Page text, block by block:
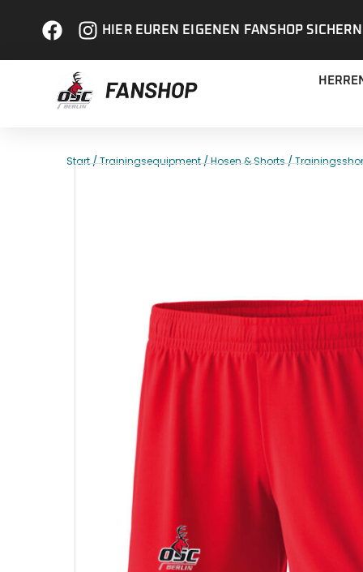
HIER EUREN EIGENEN FANSHOP
Start/Trainingsequipment/Hosen & Shorts/